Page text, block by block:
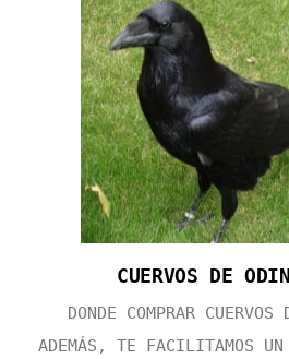
CUERVOS DE
DONDE COMPRAR
ADEMÁS, TE FACILITAMOS UN